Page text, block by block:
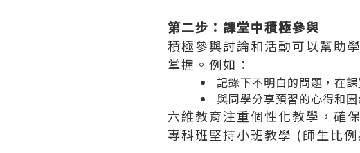
第二步：課堂中積極參與
積極參與討論和活動可以幫助
掌握。例如：
記錄下不明白的問題，在
與同學分享預習的心得和
六維教育注重個性化教學，確
專科班堅持小班教學 (師生比